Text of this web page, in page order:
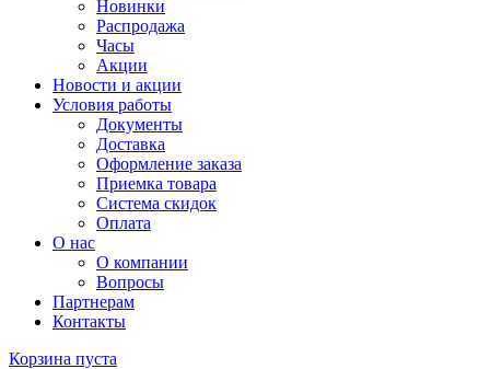
Новинки
Распродажа
Часы
Акции
Новости и акции
Условия работы
Документы
Доставка
Оформление заказа
Приемка товара
Система скидок
Оплата
О нас
О компании
Вопросы
Партнерам
Контакты
Корзина пуста